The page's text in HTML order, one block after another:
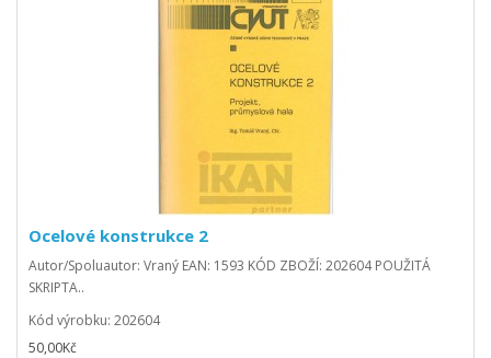
Ocelové konstrukce 2
Autor/Spoluautor: Vraný EAN: 1593 KÓD ZBOŽÍ: 202604 POUŽITÁ
SKRIPTA..
Kód výrobku: 202604
50,00Kč